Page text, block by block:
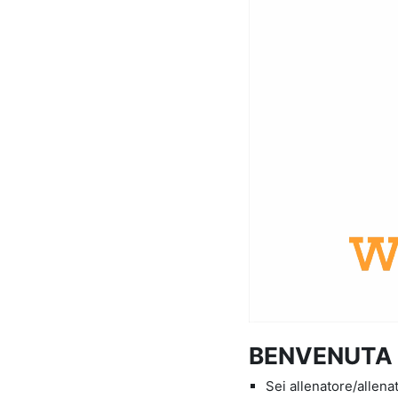
Sei allenatore/